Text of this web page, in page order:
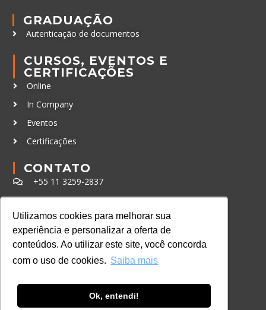
Utilizamos cookies para melhorar sua
experiência e personalizar a oferta de
conteúdos. Ao utilizar este site, você concorda
com o uso de cookies. Saiba mais
Ok, entendi!
GRADUAÇÃO
Autenticação de documentos
CURSOS, EVENTOS E
CERTIFICAÇÕES
Online
In Company
Eventos
Certificações
CONTATO
+55 11 3259-2837
+55 11 98924-8322
contato@lec.com.br
Ferramenta Antifraude
Sistema e-MEC